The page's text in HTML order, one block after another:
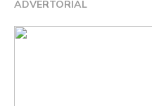
ADVERTORIAL